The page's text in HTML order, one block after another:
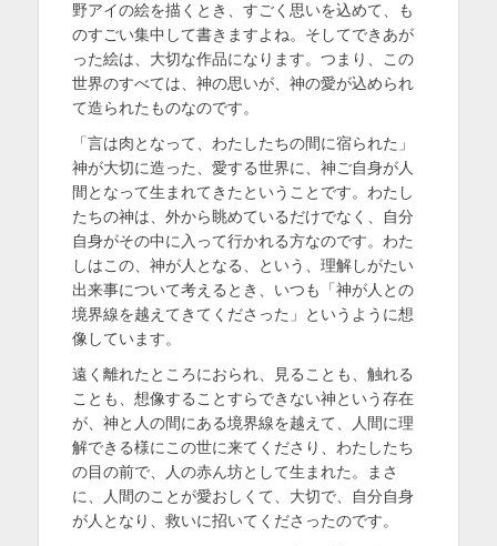
野アイの絵を描くとき、すごく思いを込めて、も
のすごい集中して書きますよね。そしてできあが
った絵は、大切な作品になります。つまり、この
世界のすべては、神の思いが、神の愛が込められ
て造られたものなのです。
「言は肉となって、わたしたちの間に宿られた」
神が大切に造った、愛する世界に、神ご自身が人
間となって生まれてきたということです。わたし
たちの神は、外から眺めているだけでなく、自分
自身がその中に入って行かれる方なのです。わた
しはこの、神が人となる、という、理解しがたい
出来事について考えるとき、いつも「神が人との
境界線を越えてきてくださった」というように想
像しています。
遠く離れたところにおられ、見ることも、触れる
ことも、想像することすらできない神という存在
が、神と人の間にある境界線を越えて、人間に理
解できる様にこの世に来てくださり、わたしたち
の目の前で、人の赤ん坊として生まれた。まさ
に、人間のことが愛おしくて、大切で、自分自身
が人となり、救いに招いてくださったのです。